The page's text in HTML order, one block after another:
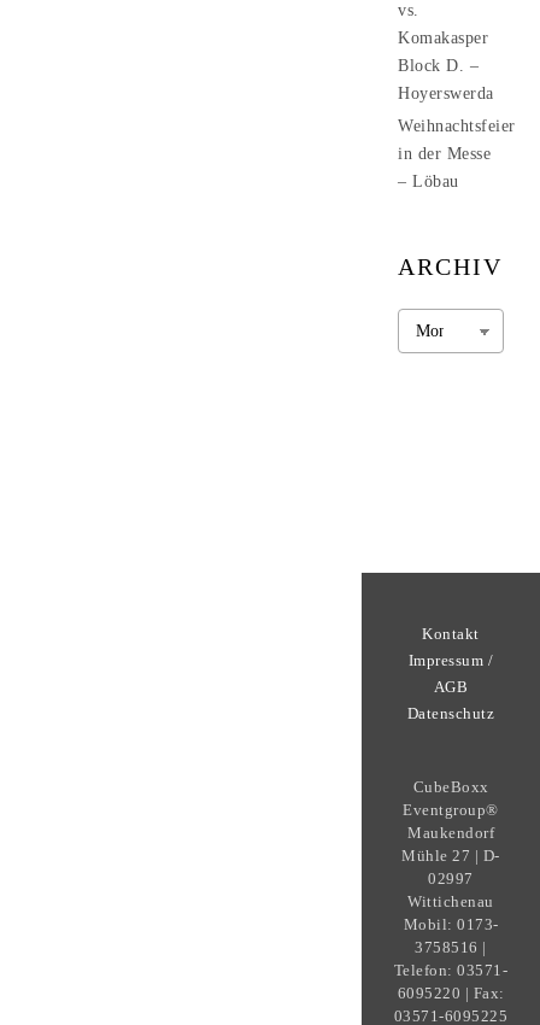
vs.
Komakasper
Block D. –
Hoyerswerda
Weihnachtsfeier
in der Messe
– Löbau
ARCHIV
Archiv
Kontakt
Impressum /
AGB
Datenschutz
CubeBoxx
Eventgroup®
Maukendorf
Mühle 27 | D-
02997
Wittichenau
Mobil: 0173-
3758516 |
Telefon: 03571-
6095220 | Fax:
03571-6095225